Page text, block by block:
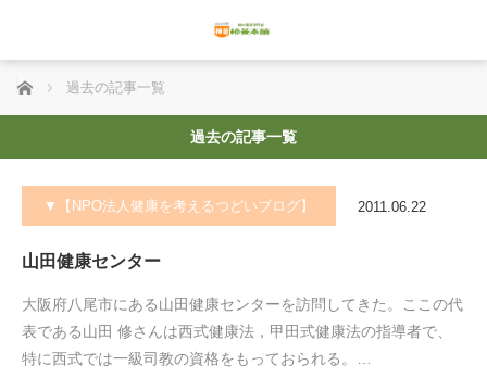
ホーム 過去の記事一覧
過去の記事一覧
▼【NPO法人健康を考えるつどいブログ】 2011.06.22
山田健康センター
大阪府八尾市にある山田健康センターを訪問してきた。ここの代
表である山田 修さんは西式健康法，甲田式健康法の指導者で、
特に西式では一級司教の資格をもっておられる。…